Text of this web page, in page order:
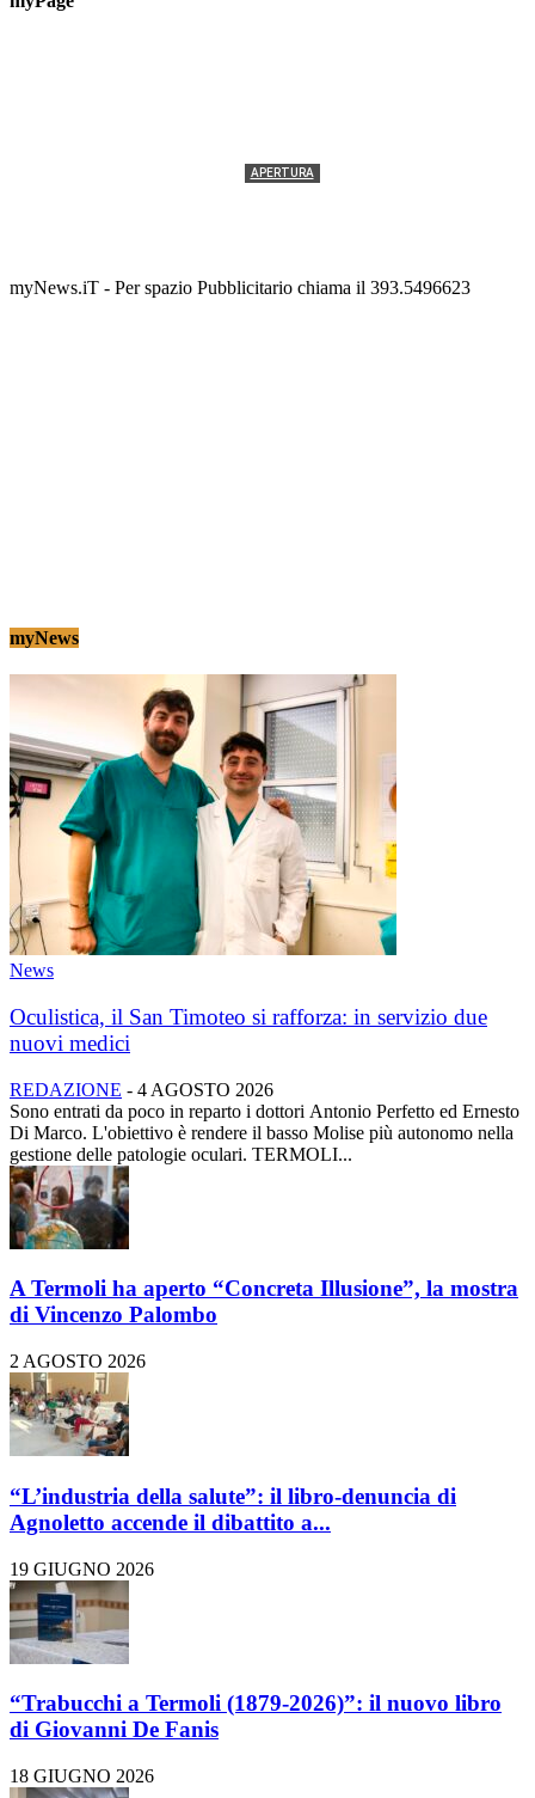
APERTURA
myNews.iT - Per spazio Pubblicitario chiama il 393.5496623
myNews
News
Oculistica, il San Timoteo si rafforza: in servizio due
nuovi medici
REDAZIONE - 4 AGOSTO 2026
Sono entrati da poco in reparto i dottori Antonio Perfetto ed Ernesto
Di Marco. L'obiettivo è rendere il basso Molise più autonomo nella
gestione delle patologie oculari. TERMOLI...
A Termoli ha aperto “Concreta Illusione”, la mostra
di Vincenzo Palombo
2 AGOSTO 2026
“L’industria della salute”: il libro-denuncia di
Agnoletto accende il dibattito a...
19 GIUGNO 2026
“Trabucchi a Termoli (1879-2026)”: il nuovo libro
di Giovanni De Fanis
18 GIUGNO 2026